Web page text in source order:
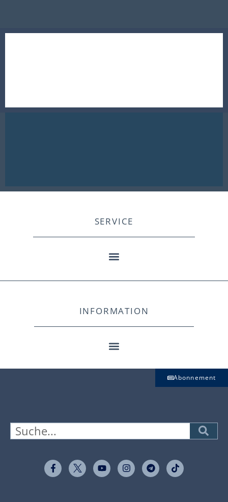
SERVICE
INFORMATION
Abonnement